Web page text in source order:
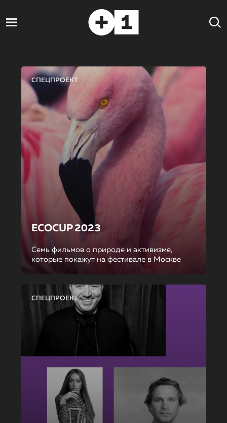
СПЕЦПРОЕКТ
ECOCUP 2023
Семь фильмов о природе и активизме,
которые покажут на фестивале в Москве
СПЕЦПРОЕКТ